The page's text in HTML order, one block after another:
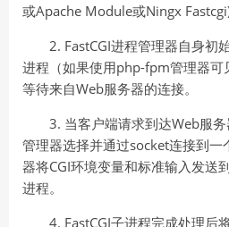
或Apache Module或Ningx Fastcgi)
2. FastCGI进程管理器自身初
进程（如果使用php-fpm管理器
等待来自Web服务器的连接。
3. 当客户端请求到达Web服
管理器选择并通过socket连接到一
器将CGI环境变量和标准输入发送
进程。
4. FastCGI子进程完成处理后